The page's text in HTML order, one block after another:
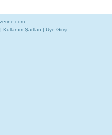
Kullanım Şartları | Üye Girişi